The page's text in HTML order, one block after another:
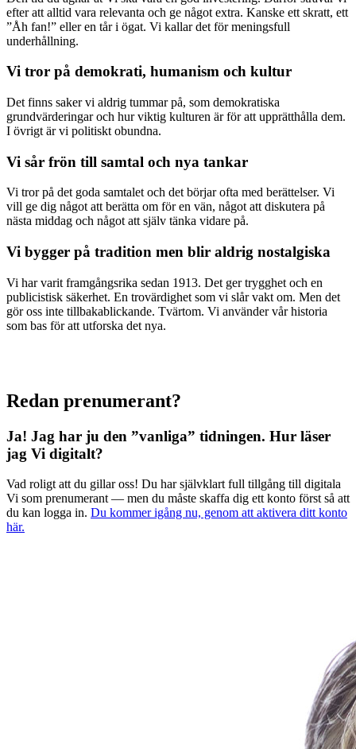
efter att alltid vara relevanta och ge något extra. Kanske ett skratt, ett
”Åh fan!” eller en tår i ögat. Vi kallar det för meningsfull
underhållning.
Vi tror på demokrati, humanism och kultur
Det finns saker vi aldrig tummar på, som demokratiska
grundvärderingar och hur viktig kulturen är för att upprätthålla dem.
I övrigt är vi politiskt obundna.
Vi sår frön till samtal och nya tankar
Vi tror på det goda samtalet och det börjar ofta med berättelser. Vi
vill ge dig något att berätta om för en vän, något att diskutera på
nästa middag och något att själv tänka vidare på.
Vi bygger på tradition men blir aldrig nostalgiska
Vi har varit framgångsrika sedan 1913. Det ger trygghet och en
publicistisk säkerhet. En trovärdighet som vi slår vakt om. Men det
gör oss inte tillbakablickande. Tvärtom. Vi använder vår historia
som bas för att utforska det nya.
Redan prenumerant?
Ja! Jag har ju den ”vanliga” tidningen. Hur läser
jag Vi digitalt?
Vad roligt att du gillar oss! Du har självklart full tillgång till digitala
Vi som prenumerant — men du måste skaffa dig ett konto först så att
du kan logga in. Du kommer igång nu, genom att aktivera ditt konto
här.